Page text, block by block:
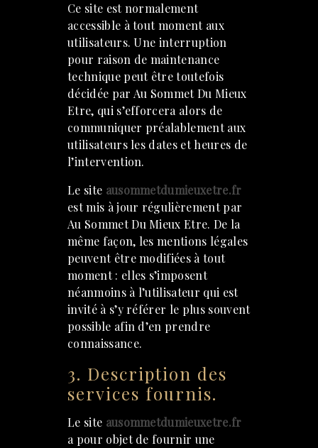
Ce site est normalement
accessible à tout moment aux
utilisateurs. Une interruption
pour raison de maintenance
technique peut être toutefois
décidée par Au Sommet Du Mieux
Etre, qui s’efforcera alors de
communiquer préalablement aux
utilisateurs les dates et heures de
l’intervention.
Le site ausommetdumieuxetre.fr
est mis à jour régulièrement par
Au Sommet Du Mieux Etre. De la
même façon, les mentions légales
peuvent être modifiées à tout
moment : elles s’imposent
néanmoins à l’utilisateur qui est
invité à s’y référer le plus souvent
possible afin d’en prendre
connaissance.
3. Description des
services fournis.
Le site ausommetdumieuxetre.fr
a pour objet de fournir une